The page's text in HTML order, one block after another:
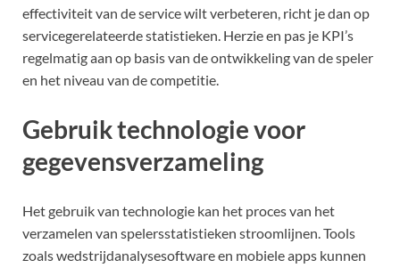
effectiviteit van de service wilt verbeteren, richt je dan op
servicegerelateerde statistieken. Herzie en pas je KPI’s
regelmatig aan op basis van de ontwikkeling van de speler
en het niveau van de competitie.
Gebruik technologie voor
gegevensverzameling
Het gebruik van technologie kan het proces van het
verzamelen van spelersstatistieken stroomlijnen. Tools
zoals wedstrijdanalysesoftware en mobiele apps kunnen